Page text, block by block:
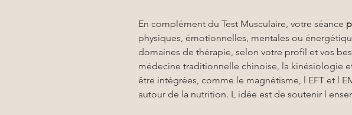
En complément du Test Musculaire, votre séance
physiques, émotionnelles, mentales ou
domaines de thérapie, selon votre profil et vos
médecine traditionnelle chinoise, la kinésiologie
être intégrées, comme le magnétisme, l EFT et l
autour de la nutrition. L idée est de soutenir l